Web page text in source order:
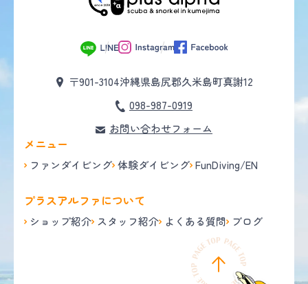
〒901-3104沖縄県島尻郡久米島町真謝12
098-987-0919
お問い合わせフォーム
メニュー
ファンダイビング 体験ダイビング FunDiving/EN
プラスアルファについて
ショップ紹介 スタッフ紹介 よくある質問 ブログ